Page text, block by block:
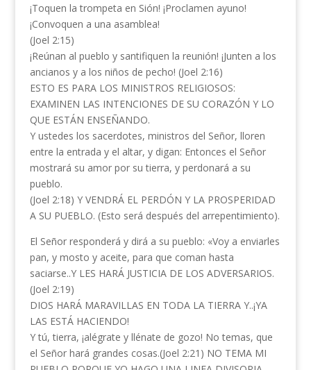
¡Toquen la trompeta en Sión! ¡Proclamen ayuno!
¡Convoquen a una asamblea!
(Joel 2:15)
¡Reúnan al pueblo y santifiquen la reunión! ¡Junten a los
ancianos y a los niños de pecho! (Joel 2:16)
ESTO ES PARA LOS MINISTROS RELIGIOSOS:
EXAMINEN LAS INTENCIONES DE SU CORAZÓN Y LO
QUE ESTÁN ENSEÑANDO.
Y ustedes los sacerdotes, ministros del Señor, lloren
entre la entrada y el altar, y digan: Entonces el Señor
mostrará su amor por su tierra, y perdonará a su
pueblo.
(Joel 2:18) Y VENDRÁ EL PERDÓN Y LA PROSPERIDAD
A SU PUEBLO. (Esto será después del arrepentimiento).
El Señor responderá y dirá a su pueblo: «Voy a enviarles
pan, y mosto y aceite, para que coman hasta
saciarse..Y LES HARÁ JUSTICIA DE LOS ADVERSARIOS.
(Joel 2:19)
DIOS HARÁ MARAVILLAS EN TODA LA TIERRA Y..¡YA
LAS ESTÁ HACIENDO!
Y tú, tierra, ¡alégrate y llénate de gozo! No temas, que
el Señor hará grandes cosas.(Joel 2:21) NO TEMA MI